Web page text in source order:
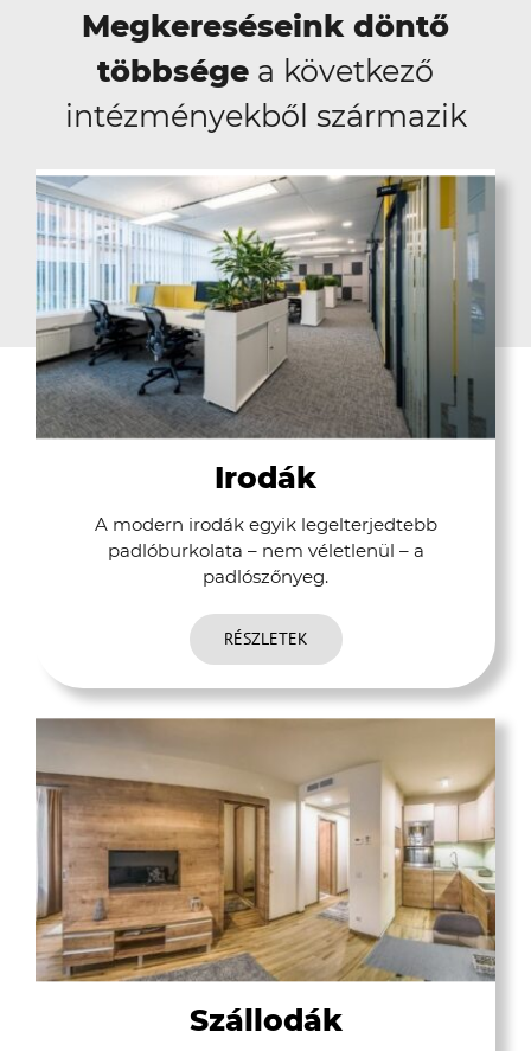
Megkereséseink döntő
többsége a következő
intézményekből származik
Irodák
A modern irodák egyik legelterjedtebb
padlóburkolata – nem véletlenül – a
padlószőnyeg.
RÉSZLETEK
Szállodák